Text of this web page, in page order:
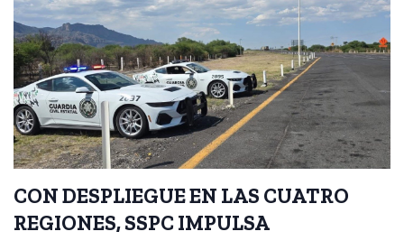
CON DESPLIEGUE EN LAS CUATRO
REGIONES, SSPC IMPULSA